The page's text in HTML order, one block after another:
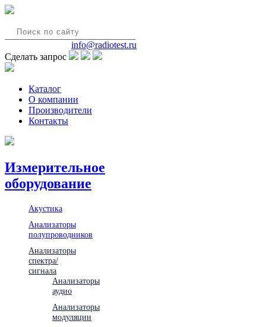
info@radiotest.ru
Сделать запрос
Каталог
О компании
Производители
Контакты
Измерительное
оборудование
Акустика
Анализаторы
полупроводников
Анализаторы
спектра/
сигнала
Анализаторы
аудио
Анализаторы
модуляции